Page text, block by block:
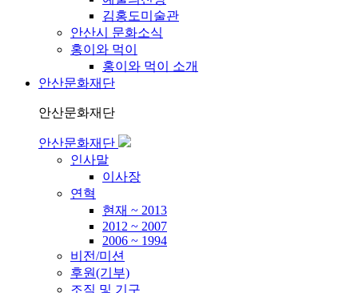
김홍도미술관
안산시 문화소식
홍이와 먹이
홍이와 먹이 소개
안산문화재단
안산문화재단
안산문화재단
인사말
이사장
연혁
현재 ~ 2013
2012 ~ 2007
2006 ~ 1994
비전/미션
후원(기부)
조직 및 기구